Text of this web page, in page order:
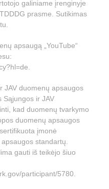
galiniame įrenginyje
prasme. Sutikimas
apsaugą „YouTube“
JAV duomenų apsaugos
Sąjungos ir JAV
kad duomenų tvarkymo
duomenų apsaugos
įmonė
standartų.
gauti iš teikėjo šiuo
participant/5780